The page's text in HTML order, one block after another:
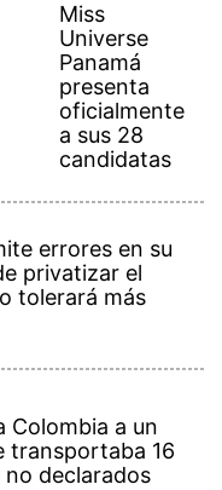
Miss
Universe
Panamá
presenta
oficialmente
a sus 28
candidatas
errores en su
privatizar el
tolerará más
Colombia a un
transportaba 16
declarados